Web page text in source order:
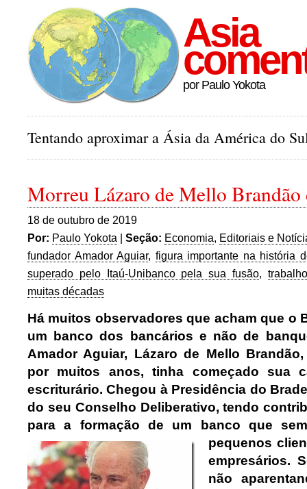
Asia
por Paulo Yokota
Tentando aproximar a Ásia da América do
Morreu Lázaro de Mello Brandão
18 de outubro de 2019
Por: Paulo Yokota | Seção: Economia, Editoriais e
fundador Amador Aguiar, figura importante na história
superado pelo Itaú-Unibanco pela sua fusão,
muitas décadas
Há muitos observadores que acham que o
um banco dos bancários e não de
Amador Aguiar, Lázaro de Mello
por muitos anos, tinha começado sua
escriturário. Chegou à Presidência do
do seu Conselho Deliberativo, tendo
para a formação de um banco que
pequenos
empresários.
não